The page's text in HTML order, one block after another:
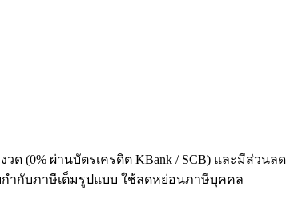
ด (0% ผ่านบัตรเครดิต KBank / SCB) และมีส่วนลด
บกำกับภาษีเต็มรูปแบบ ใช้ลดหย่อนภาษีบุคคล